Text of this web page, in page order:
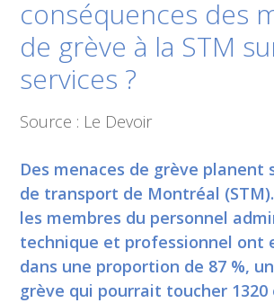
conséquences des
de grève à la STM
services ?
Source : Le Devoir
Des menaces de grève planent
de transport de Montréal
les membres du personnel
technique et professionnel ont
dans une proportion de 87 %,
grève qui pourrait toucher 1320